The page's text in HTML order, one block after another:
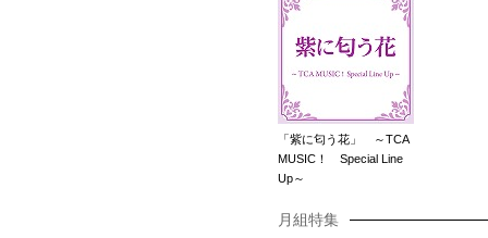
「紫に匂う花」 ～TCA
MUSIC！ Special Line
Up～
月組特集